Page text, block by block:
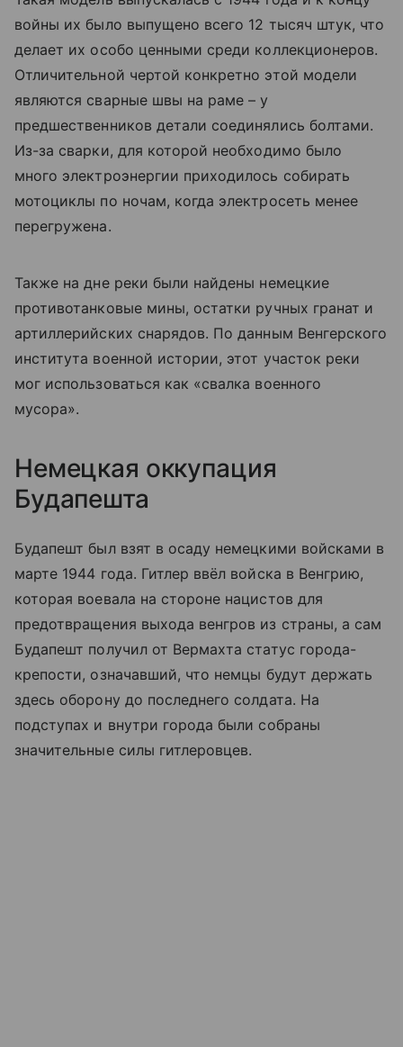
войны их было выпущено всего 12 тысяч штук, что
делает их особо ценными среди коллекционеров.
Отличительной чертой конкретно этой модели
являются сварные швы на раме – у
предшественников детали соединялись болтами.
Из-за сварки, для которой необходимо было
много электроэнергии приходилось собирать
мотоциклы по ночам, когда электросеть менее
перегружена.
Также на дне реки были найдены немецкие
противотанковые мины, остатки ручных гранат и
артиллерийских снарядов. По данным Венгерского
института военной истории, этот участок реки
мог использоваться как «свалка военного
мусора».
Немецкая оккупация
Будапешта
Будапешт был взят в осаду немецкими войсками в
марте 1944 года. Гитлер ввёл войска в Венгрию,
которая воевала на стороне нацистов для
предотвращения выхода венгров из страны, а сам
Будапешт получил от Вермахта статус города-
крепости, означавший, что немцы будут держать
здесь оборону до последнего солдата. На
подступах и внутри города были собраны
значительные силы гитлеровцев.